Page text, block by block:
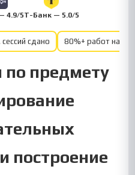
4.9/5Т-Банк — 5.0/5
сдано 80%+ работ на
по предмету
построение